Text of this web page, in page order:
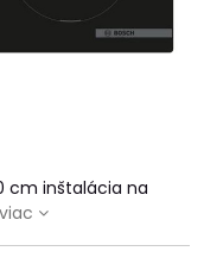
cm inštalácia na